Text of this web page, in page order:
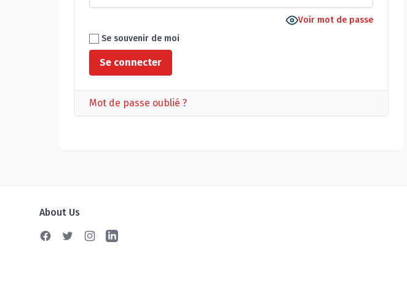
Voir mot de passe
Se souvenir de moi
Mot de passe oublié ?
About Us
FacebookTwitterInstagramLinkedin